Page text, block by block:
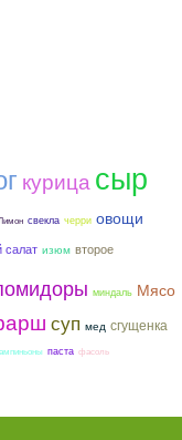
курицасыр
Лимон свекла черри овощи
салат изюм второе
миндаль Мясо
суп мед сгущенка
паста фасоль